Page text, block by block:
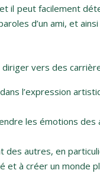
il peut facilement
d’un ami, et
diriger vers des
l’expression
les émotions
des autres, en
et à créer un monde